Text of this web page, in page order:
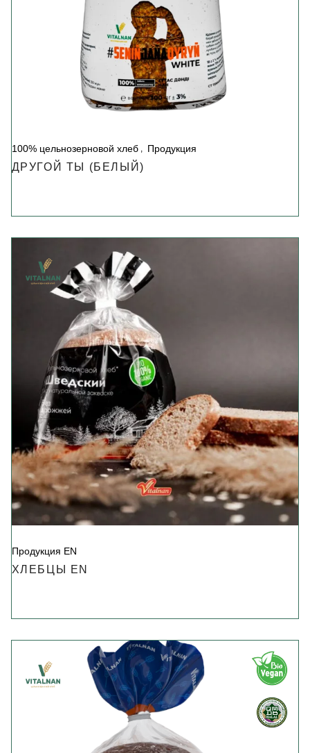
100% цельнозерновой хлеб Продукция
ДРУГОЙ ТЫ (БЕЛЫЙ)
Продукция EN
ХЛЕБЦЫ EN